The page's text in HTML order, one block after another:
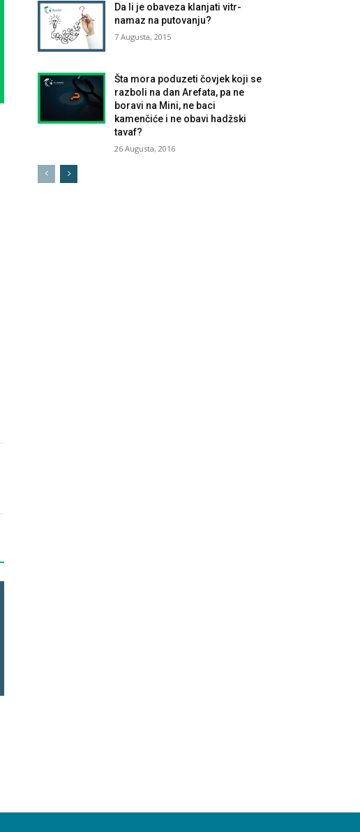
Da li je obaveza klanjati vitr-
namaz na putovanju?
7 Augusta, 2015
Šta mora poduzeti čovjek koji se
razboli na dan Arefata, pa ne
boravi na Mini, ne baci
kamenčiće i ne obavi hadžski
tavaf?
26 Augusta, 2016